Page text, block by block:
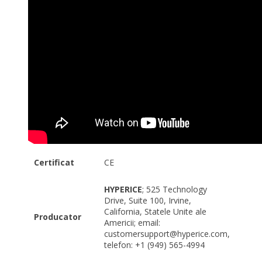
Certificat CE
Producator
HYPERICE; 525 Technology
Drive, Suite 100, Irvine,
California, Statele Unite ale
Americii; email:
customersupport@hyperice.com,
telefon: +1 (949) 565-4994